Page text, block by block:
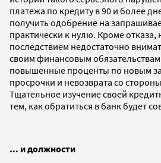
платежа по кредиту в 90 и более
получить одобрение на
практически к нулю. Кроме отказа,
последствием недостаточно
своим финансовым обязательствам
повышенные проценты по новым
просрочки и невозврата со
Тщательное изучение своей
тем, как обратиться в банк будет
... и должности